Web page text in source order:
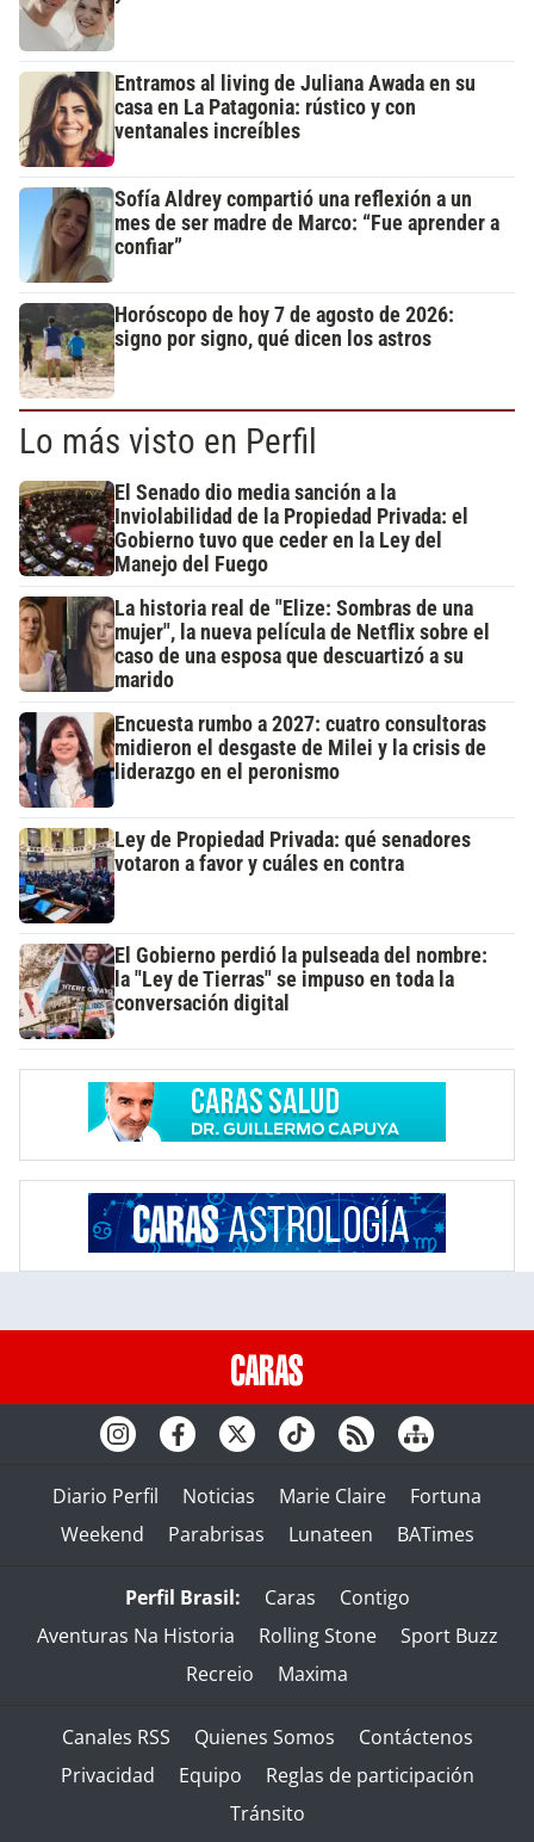
Entramos al living de Juliana Awada en su
casa en La Patagonia: rústico y con
ventanales increíbles
Sofía Aldrey compartió una reflexión a un
mes de ser madre de Marco: “Fue aprender a
confiar”
Horóscopo de hoy 7 de agosto de 2026:
signo por signo, qué dicen los astros
Lo más visto en Perfil
El Senado dio media sanción a la
Inviolabilidad de la Propiedad Privada: el
Gobierno tuvo que ceder en la Ley del
Manejo del Fuego
La historia real de "Elize: Sombras de una
mujer", la nueva película de Netflix sobre el
caso de una esposa que descuartizó a su
marido
Encuesta rumbo a 2027: cuatro consultoras
midieron el desgaste de Milei y la crisis de
liderazgo en el peronismo
Ley de Propiedad Privada: qué senadores
votaron a favor y cuáles en contra
El Gobierno perdió la pulseada del nombre:
la "Ley de Tierras" se impuso en toda la
conversación digital
Diario Perfil Noticias Marie Claire
Fortuna
Weekend
Parabrisas Lunateen BATimes
Perfil Brasil: Caras
Contigo
Aventuras Na Historia
Rolling Stone
Sport Buzz
Recreio
Maxima
Canales RSS Quienes Somos
Contáctenos
Privacidad
Equipo
Reglas de participación
Tránsito